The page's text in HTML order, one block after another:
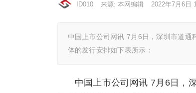
ID010 来源: 本网编辑 2022年7月6日
中国上市公司网讯 7月6日，深圳市道
体的发行安排如下表所示：
中国上市公司网讯 7月6日，